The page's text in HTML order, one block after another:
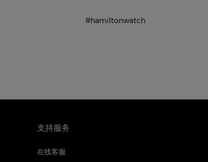
#hamiltonwatch
支持服务
在线客服